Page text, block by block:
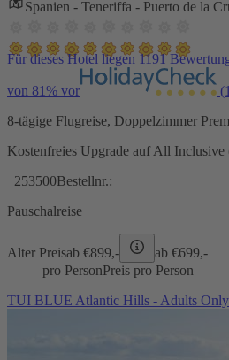
Spanien - Teneriffa - Puerto de la
Für dieses Hotel liegen 1191
von 81% vor
8-tägige Flugreise, Doppelzimmer
Kostenfreies Upgrade auf All
253500Bestellnr.:
Pauschalreise
Alter Preisab €899,- ab €699,-
pro PersonPreis pro Person
TUI BLUE Atlantic Hills - Adults